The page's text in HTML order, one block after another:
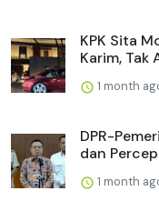
KPK Sita
Karim, Tak
1 month
DPR-
dan
1 month